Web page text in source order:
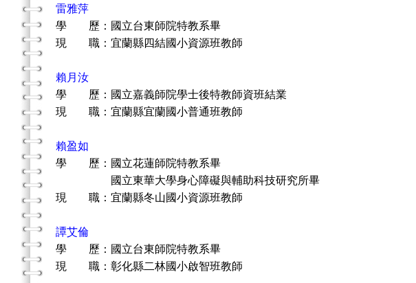
雷雅萍
學 歷：國立台東師院特教系畢
現 職：宜蘭縣四結國小資源班教師
賴月汝
學 歷：國立嘉義師院學士後特教師資班結業
現 職：宜蘭縣宜蘭國小普通班教師
賴盈如
學 歷：國立花蓮師院特教系畢
國立東華大學身心障礙與輔助科技研究所畢
現 職：宜蘭縣冬山國小資源班教師
譚艾倫
學 歷：國立台東師院特教系畢
現 職：彰化縣二林國小啟智班教師